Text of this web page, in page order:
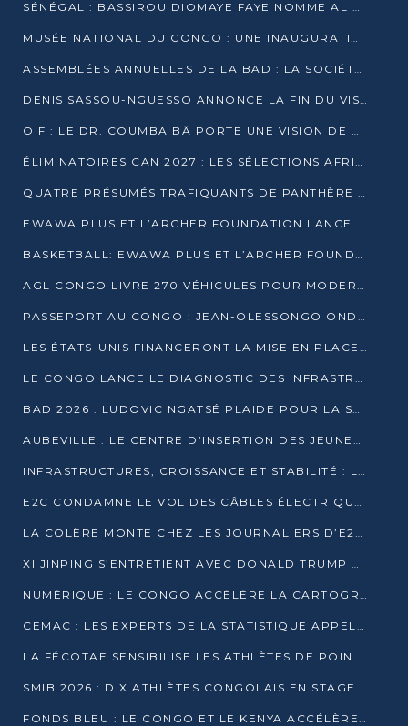
SÉNÉGAL : BASSIROU DIOMAYE FAYE NOMME AL AMINOU LÔ PREMIER MINISTRE
MUSÉE NATIONAL DU CONGO : UNE INAUGURATION PORTEUSE D’ESPOIR POUR LA CULTURE
ASSEMBLÉES ANNUELLES DE LA BAD : LA SOCIÉTÉ CIVILE CONGOLAISE À LA RECHERCHE DE PARTENAIRES POUR SES PROJETS
DENIS SASSOU-NGUESSO ANNONCE LA FIN DU VISA POUR LES AFRICAINS EN 2027
OIF : LE DR. COUMBA BÂ PORTE UNE VISION DE DIALOGUE, DE STABILITÉ ET DE RÉFORME À LA TÊTE
ÉLIMINATOIRES CAN 2027 : LES SÉLECTIONS AFRICAINES CONNAISSENT LEURS ADVERSAIRES
QUATRE PRÉSUMÉS TRAFIQUANTS DE PANTHÈRE ARRÊTÉS À EWO
EWAWA PLUS ET L’ARCHER FOUNDATION LANCENT UN CAMP DE BASKET POUR LES JEUNES À BRAZZAVILLE
BASKETBALL: EWAWA PLUS ET L’ARCHER FOUNDATION LANCENT UN CAMP POUR LES JEUNES
AGL CONGO LIVRE 270 VÉHICULES POUR MODERNISER LE TRANSPORT URBAIN
PASSEPORT AU CONGO : JEAN-OLESSONGO ONDAYE VEUT METTRE FIN AUX LENTEURS ADMINISTRATIVES
LES ÉTATS-UNIS FINANCERONT LA MISE EN PLACE DE JUSQU’À 50 CLINIQUES DE LUTTE CONTRE L’EBOLA
LE CONGO LANCE LE DIAGNOSTIC DES INFRASTRUCTURES SPORTIVES DU COMPLEXE DE KINTÉLÉ
BAD 2026 : LUDOVIC NGATSÉ PLAIDE POUR LA SOUVERAINETÉ FINANCIÈRE AFRICAINE
AUBEVILLE : LE CENTRE D’INSERTION DES JEUNES PRÊT À OUVRIR SES PORTES
INFRASTRUCTURES, CROISSANCE ET STABILITÉ : LA GUINÉE AFFÛTE SES AMBITIONS
E2C CONDAMNE LE VOL DES CÂBLES ÉLECTRIQUES APRÈS UNE VIDÉO VIRALE
LA COLÈRE MONTE CHEZ LES JOURNALIERS D’E2C QUI DÉNONCENT 20 ANS DE PRÉCARITÉ
XI JINPING S’ENTRETIENT AVEC DONALD TRUMP À BEIJING
NUMÉRIQUE : LE CONGO ACCÉLÈRE LA CARTOGRAPHIE DE SES INFRASTRUCTURES DIGITALES
CEMAC : LES EXPERTS DE LA STATISTIQUE APPELLENT À RENFORCER LA SÉCURISATION DES DONNÉES
LA FÉCOTAE SENSIBILISE LES ATHLÈTES DE POINTE-NOIRE À L’HYGIÈNE ALIMENTA
SMIB 2026 : DIX ATHLÈTES CONGOLAIS EN STAGE AU KENYA
FONDS BLEU : LE CONGO ET LE KENYA ACCÉLÈRENT LA MOBILISATION DES FINANCEMENTS